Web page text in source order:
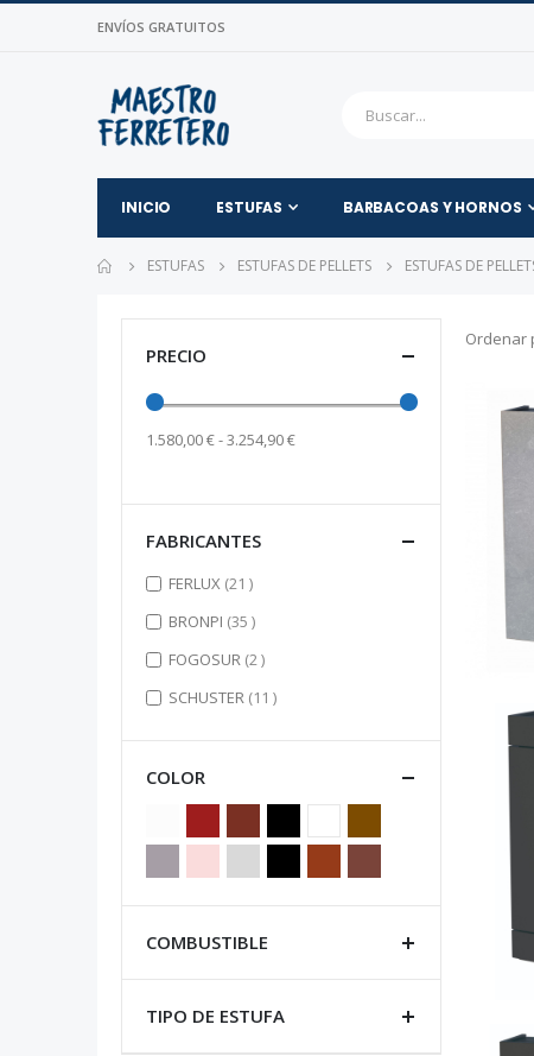
ENVÍOS GRATUITOS
INICIO ESTUFAS BARBACOAS Y HORNOS
ESTUFAS ESTUFAS DE PELLETS ESTUFAS DE
Ordenar
PRECIO
1.580,00 € - 3.254,90 €
FABRICANTES
FERLUX 21items
BRONPI 35items
FOGOSUR 2items
SCHUSTER 11items
COLOR
COMBUSTIBLE
TIPO DE ESTUFA